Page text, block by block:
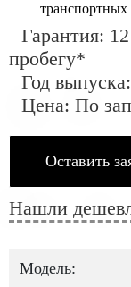
Гарантия:
пробегу*
Год
Цена: По
Оставить
Нашли
Модель: